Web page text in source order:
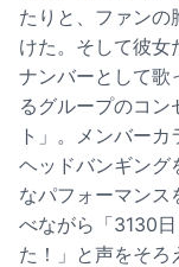
たりと、ファンの
けた。そして彼女
ナンバーとして歌
るグループのコン
ト」。メンバー
ヘッドバンギング
なパフォーマンス
べながら「3130
た！」と声をそろ